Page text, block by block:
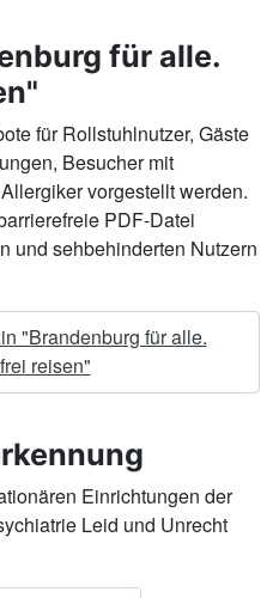
für alle.
für Rollstuhlnutzer, Gäste
Besucher mit
vorgestellt werden.
PDF-Datei
und sehbehinderten Nutzern
"Brandenburg für alle.
reisen"
Einrichtungen der
Leid und Unrecht